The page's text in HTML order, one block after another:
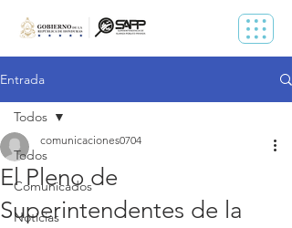
Entrada
Todos
Comunicados
Noticias
Todos
El Pleno de
Superintendentes de la
comunicaciones0704